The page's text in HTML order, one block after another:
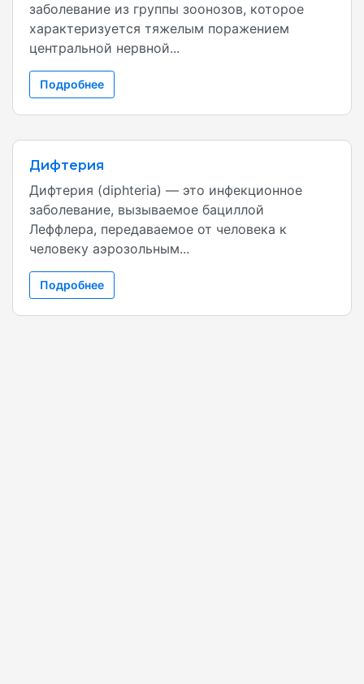
заболевание из группы зоонозов, которое
характеризуется тяжелым поражением
центральной нервной...
Подробнее
Дифтерия
Дифтерия (diphteria) — это инфекционное
заболевание, вызываемое бациллой
Леффлера, передаваемое от человека к
человеку аэрозольным...
Подробнее